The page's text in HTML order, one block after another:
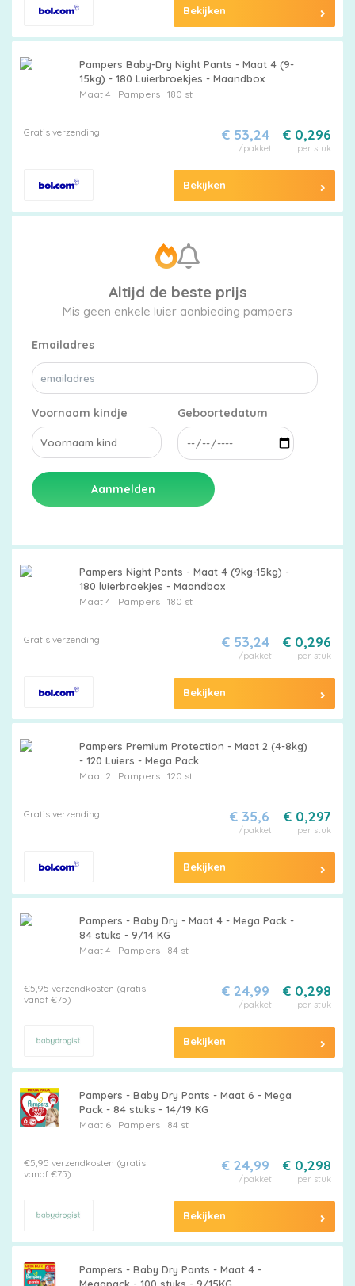
Billendoekjes
Bekijken
Pampers Baby-Dry Night Pants - Maat 4 (9-
15kg) - 180 Luierbroekjes - Maandbox
Maat 4 Pampers180 st
Gratis verzending € 0,296
per stuk
€ 53,24
/pakket
Bekijken
Altijd de beste prijs
Mis geen enkele luier aanbieding pampers
Emailadres
Voornaam kindje Geboortedatum
Aanmelden
Pampers Night Pants - Maat 4 (9kg-15kg) -
180 luierbroekjes - Maandbox
Maat 4 Pampers180 st
Gratis verzending € 0,296
per stuk
€ 53,24
/pakket
Bekijken
Pampers Premium Protection - Maat 2 (4-8kg)
- 120 Luiers - Mega Pack
Maat 2 Pampers120 st
Gratis verzending € 0,297
per stuk
€ 35,6
/pakket
Bekijken
Pampers - Baby Dry - Maat 4 - Mega Pack -
84 stuks - 9/14 KG
Maat 4 Pampers84 st
€5,95 verzendkosten (gratis
vanaf €75)
€ 0,298
per stuk
€ 24,99
/pakket
Bekijken
Pampers - Baby Dry Pants - Maat 6 - Mega
Pack - 84 stuks - 14/19 KG
Maat 6 Pampers84 st
€5,95 verzendkosten (gratis
vanaf €75)
€ 0,298
per stuk
€ 24,99
/pakket
Bekijken
Pampers - Baby Dry Pants - Maat 4 -